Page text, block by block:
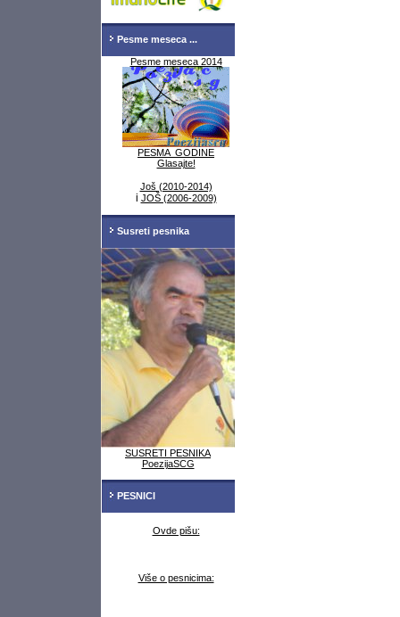
Pesme meseca ...
Pesme meseca 2014
PESMA GODINE
Glasajte!
Još (2010-2014)
i JOŠ (2006-2009)
Susreti pesnika
SUSRETI PESNIKA
PoezijaSCG
PESNICI
Ovde pišu:
Više o pesnicima: